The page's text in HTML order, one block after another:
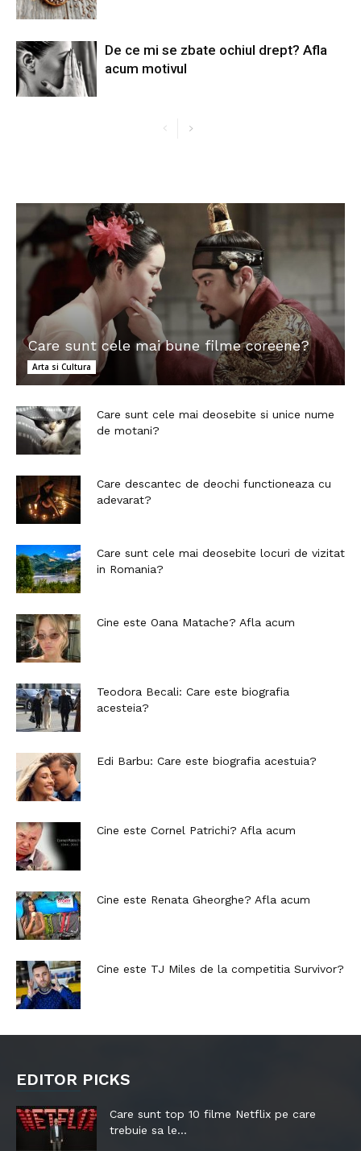
De ce mi se zbate ochiul drept? Afla
acum motivul
Care sunt cele mai bune filme coreene?
Arta si Cultura
Care sunt cele mai deosebite si unice nume
de motani?
Care descantec de deochi functioneaza cu
adevarat?
Care sunt cele mai deosebite locuri de vizitat
in Romania?
Cine este Oana Matache? Afla acum
Teodora Becali: Care este biografia
acesteia?
Edi Barbu: Care este biografia acestuia?
Cine este Cornel Patrichi? Afla acum
Cine este Renata Gheorghe? Afla acum
Cine este TJ Miles de la competitia Survivor?
EDITOR PICKS
Care sunt top 10 filme Netflix pe care
trebuie sa le...